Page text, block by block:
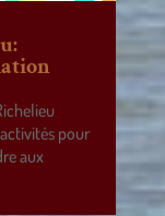
pour
aux